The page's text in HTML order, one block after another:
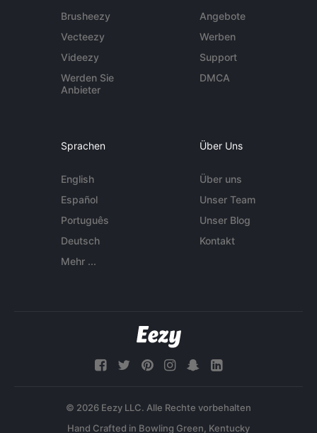
Brusheezy
Vecteezy
Videezy
Werden Sie
Anbieter
Angebote
Werben
Support
DMCA
Sprachen
English
Español
Português
Deutsch
Mehr ...
Über Uns
Über uns
Unser Team
Unser Blog
Kontakt
© 2026 Eezy LLC. Alle Rechte vorbehalten